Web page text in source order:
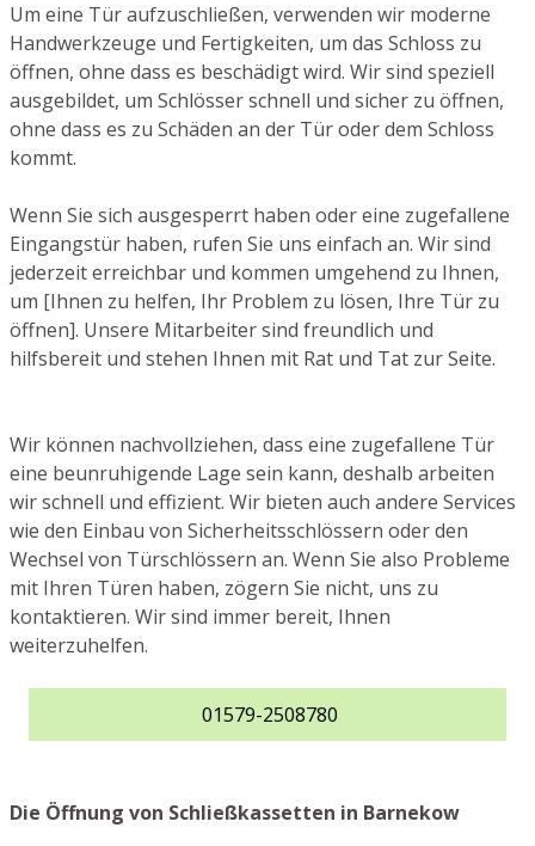
Um eine Tür aufzuschließen, verwenden wir moderne
Handwerkzeuge und Fertigkeiten, um das Schloss zu
öffnen, ohne dass es beschädigt wird. Wir sind speziell
ausgebildet, um Schlösser schnell und sicher zu öffnen,
ohne dass es zu Schäden an der Tür oder dem Schloss
kommt.
Wenn Sie sich ausgesperrt haben oder eine zugefallene
Eingangstür haben, rufen Sie uns einfach an. Wir sind
jederzeit erreichbar und kommen umgehend zu Ihnen,
um [Ihnen zu helfen, Ihr Problem zu lösen, Ihre Tür zu
öffnen]. Unsere Mitarbeiter sind freundlich und
hilfsbereit und stehen Ihnen mit Rat und Tat zur Seite.
Wir können nachvollziehen, dass eine zugefallene Tür
eine beunruhigende Lage sein kann, deshalb arbeiten
wir schnell und effizient. Wir bieten auch andere Services
wie den Einbau von Sicherheitsschlössern oder den
Wechsel von Türschlössern an. Wenn Sie also Probleme
mit Ihren Türen haben, zögern Sie nicht, uns zu
kontaktieren. Wir sind immer bereit, Ihnen
weiterzuhelfen.
01579-2508780
Die Öffnung von Schließkassetten in Barnekow